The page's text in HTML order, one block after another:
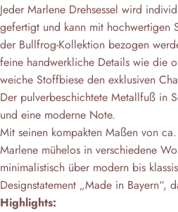
Jeder Marlene Drehsessel wird
gefertigt und kann mit hochwertigen
der Bullfrog-Kollektion bezogen
feine handwerkliche Details wie die
weiche Stoffbiese den exklusiven
Der pulverbeschichtete Metallfuß in
und eine moderne Note.
Mit seinen kompakten Maßen von
Marlene mühelos in verschiedene
minimalistisch über modern bis
Designstatement „Made in Bayern“,
Highlights: